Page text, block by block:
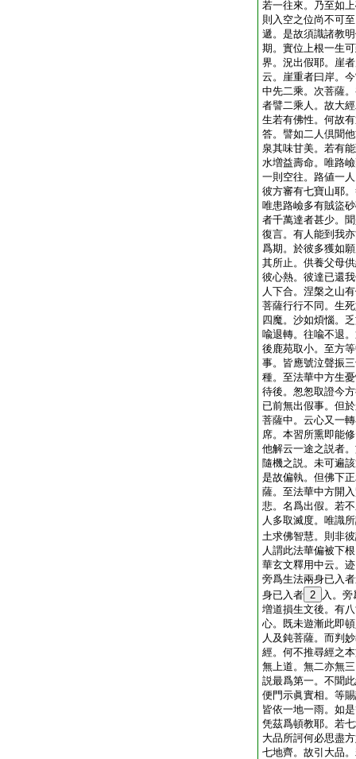
若一往來。乃至如
則入空之位尚不可
遞。是故須識諸教
期。實位上根一生
界。況出假耶。崖
云。崖重者曰岸。
中先二乘。次菩薩
者譬二乘人。故大
生若有佛性。何故
答。譬如二人倶聞
泉其味甘美。若有
水増益壽命。唯路
一則空往。路値一
彼方審有七寶山耶
唯患路嶮多有賊盜
者千萬達者甚少。
復言。有人能到我
爲期。於彼多獲如
其所止。供養父母
彼心熱。彼達已還
人下合。涅槃之山
菩薩行行不同。生
四魔。沙如煩惱。
喩退轉。往喩不退
後鹿苑取小。至方
事。皆應號泣聲振
種。至法華中方生
待後。怱怱取證今
已前無出假事。但
菩薩中。云心又一
席。本習所熏即能
他解云一途之説者
隨機之説。未可遍
是故偏執。但佛下
薩。至法華中方開
悲。名爲出假。若
人多取滅度。唯識
土求佛智慧。則非
人謂此法華偏被下
華玄文釋用中云。
旁爲生法兩身已入
身已入者 2
入。
増道損生文後。有
心。既未遊漸此即
人及鈍菩薩。而判
經。何不推尋經之
無上道。無二亦無
説最爲第一。不聞
便門示眞實相。等
皆依一地一雨。如
凭茲爲頓教耶。若
大品所訶何必思盡
七地齊。故引大品